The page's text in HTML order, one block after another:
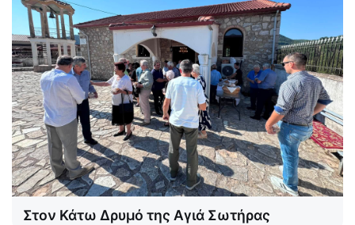
Στον Κάτω Δρυμό της Αγιά Σωτήρας